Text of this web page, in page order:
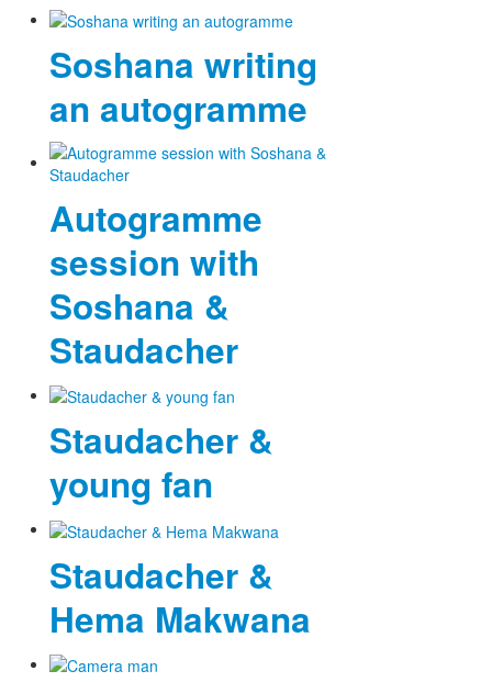
Soshana writing
an autogramme
Autogramme
session with
Soshana &
Staudacher
Staudacher &
young fan
Staudacher &
Hema Makwana